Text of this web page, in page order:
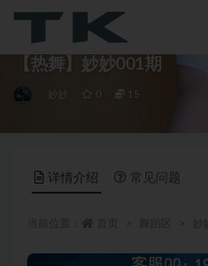
【热舞】妙妙001期
妙妙 0 15
详情介绍 常见问题